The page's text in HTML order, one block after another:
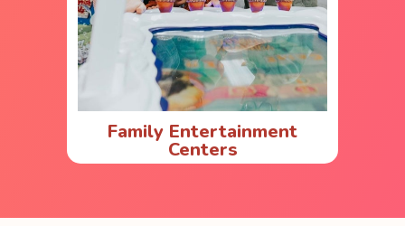
Family Entertainment
Centers